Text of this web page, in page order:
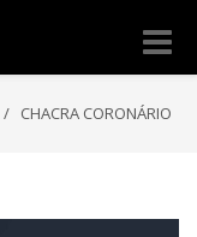
Toggle
/ CHACRA CORONÁRIO